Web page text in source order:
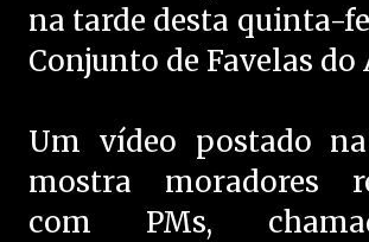
na tarde desta quinta-
Conjunto de Favelas do
Um vídeo postado
mostra moradores
com PMs,